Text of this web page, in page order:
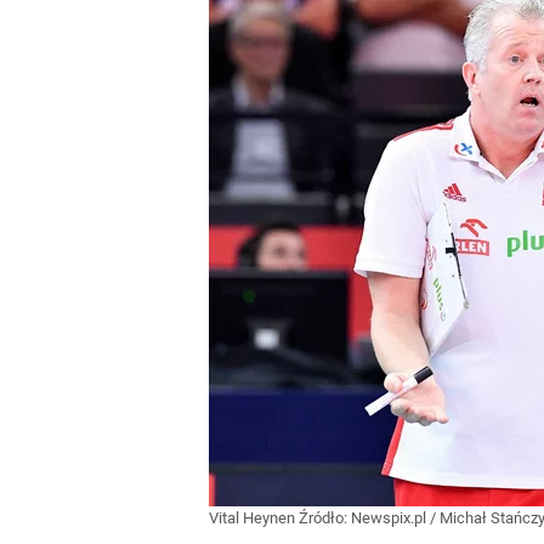
Vital Heynen Źródło: Newspix.pl / Michał